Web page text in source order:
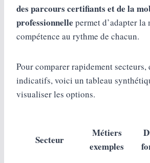
des parcours certifiants et de la
professionnelle permet d’adapter la
compétence au rythme de chacun.
Pour comparer rapidement secteurs,
indicatifs, voici un tableau
visualiser les options.
Secteur
Métiers
exemples